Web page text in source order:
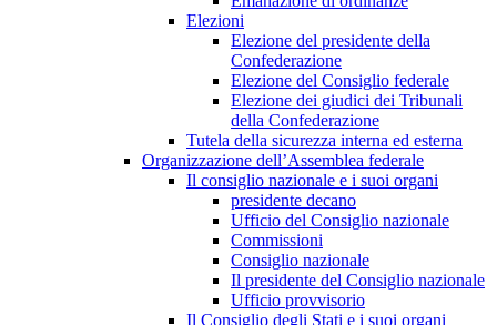
Elezioni
Elezione del presidente della
Confederazione
Elezione del Consiglio federale
Elezione dei giudici dei Tribunali
della Confederazione
Tutela della sicurezza interna ed esterna
Organizzazione dell’Assemblea federale
Il consiglio nazionale e i suoi organi
presidente decano
Ufficio del Consiglio nazionale
Commissioni
Consiglio nazionale
Il presidente del Consiglio nazionale
Ufficio provvisorio
Il Consiglio degli Stati e i suoi organi